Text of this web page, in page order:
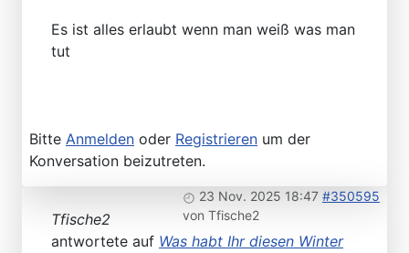
Es ist alles erlaubt wenn man weiß was man
tut
Bitte Anmelden oder Registrieren um der
Konversation beizutreten.
23 Nov. 2025 18:47 #350595
von Tfische2
Tfische2
antwortete auf Was habt Ihr diesen Winter